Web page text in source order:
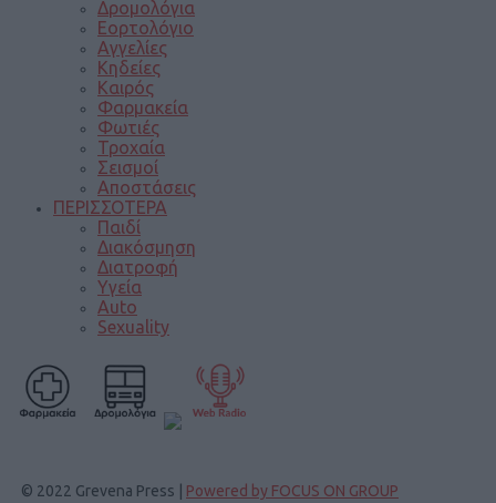
Δρομολόγια
Εορτολόγιο
Αγγελίες
Κηδείες
Καιρός
Φαρμακεία
Φωτιές
Τροχαία
Σεισμοί
Αποστάσεις
ΠΕΡΙΣΣΟΤΕΡΑ
Παιδί
Διακόσμηση
Διατροφή
Υγεία
Auto
Sexuality
© 2022 Grevena Press | Powered by FOCUS ON GROUP